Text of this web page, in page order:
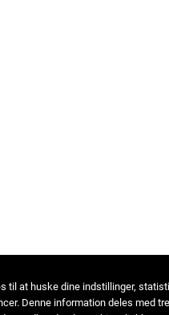
til at huske dine indstillinger,
Denne information deles med